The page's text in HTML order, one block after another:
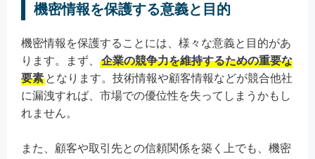
機密情報を保護する意義と目的
機密情報を保護することには、様々な意義と目的があ
ります。まず、
企業の競争力を維持するための重要な
要素 となります。技術情報や顧客情報などが競合他社
に漏洩すれば、市場での優位性を失ってしまうかもし
れません。
また、顧客や取引先との信頼関係を築く上でも、機密